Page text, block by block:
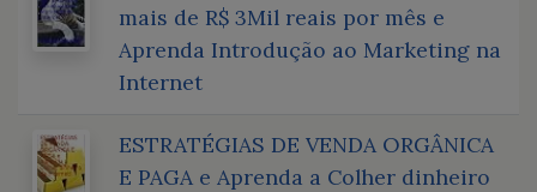
mais de R$ 3Mil reais por mês e
Aprenda Introdução ao Marketing na
Internet
ESTRATÉGIAS DE VENDA ORGÂNICA
E PAGA e Aprenda a Colher dinheiro